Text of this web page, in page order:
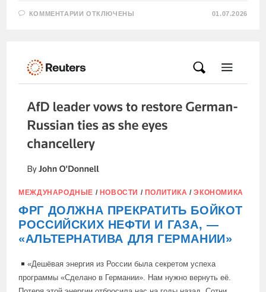
КОММЕНТАРИИ К
ПРОТИВ
РОССИИ»:
ОТКЛЮЧЕНЫ 01.07.2026
МЕЖДУНАРОДНЫЕ / НОВОСТИ / ПОЛИТИКА /ЭКОНОМИКА
ФРГ ДОЛЖНА ПРЕКРАТИТЬ БОЙКОТ
РОССИЙСКИХ НЕФТИ И ГАЗА, —
«АЛЬТЕРНАТИВА ДЛЯ ГЕРМАНИИ»
«Дешёвая энергия из России была секретом успеха
программы «Сделано в Германии». Нам нужно вернуть её.